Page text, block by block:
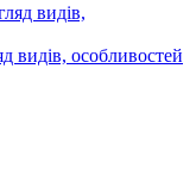
видів, особливостей